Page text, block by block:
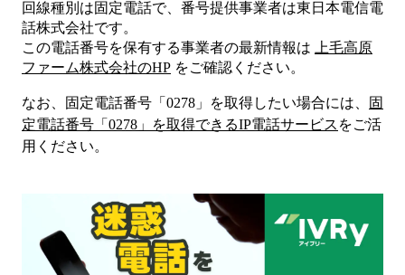
回線種別は固定電話で、番号提供事業者は東日本電信電
話株式会社です。
この電話番号を保有する事業者の最新情報は
上毛高原
ファーム株式会社のHP をご確認ください。
なお、固定電話番号「 0278 」を取得したい場合には、
固
定電話番号「 0278 」を取得できるIP電話サービス をご活
用ください。